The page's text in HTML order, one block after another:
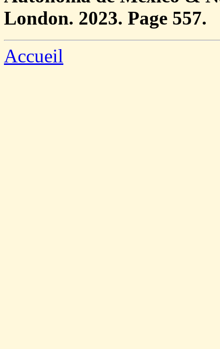
London. 2023. Page 557.
Accueil